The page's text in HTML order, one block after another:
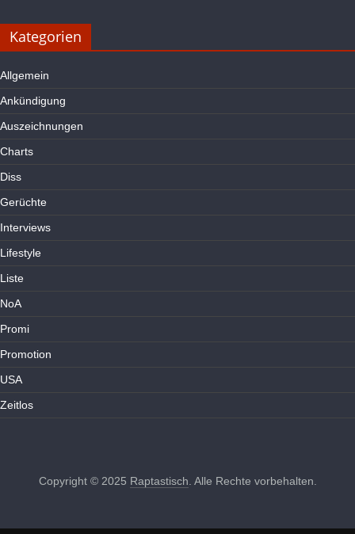
Kategorien
Allgemein
Ankündigung
Auszeichnungen
Charts
Diss
Gerüchte
Interviews
Lifestyle
Liste
NoA
Promi
Promotion
USA
Zeitlos
Copyright © 2025 Raptastisch . Alle Rechte vorbehalten.